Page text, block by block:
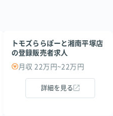
トモズららぽーと湘南平塚店
の登録販売者求人
月収 22万円~22万円
詳細を見る